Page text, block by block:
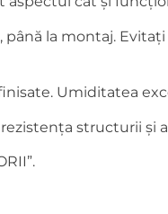
la montaj.
Umiditatea
structurii și